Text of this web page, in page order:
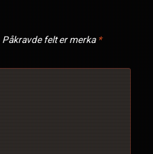
Påkravde felt er merka *